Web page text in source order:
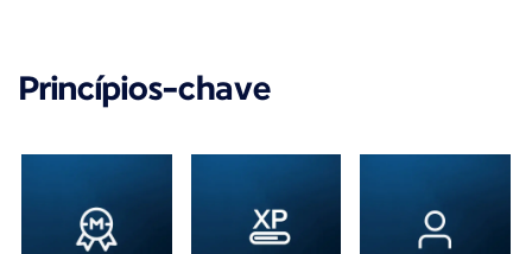
Princípios-chave